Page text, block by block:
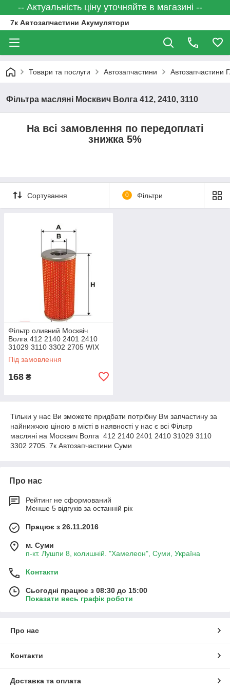
-- Актуальність ціну уточняйте в магазині --
7к Автозапчастини Акумулятори
Товари та послуги Автозапчастини Автозапчастини
Фільтра масляні Москвич Волга 412, 2410, 3110
На всі замовлення по передоплаті
знижка 5%
Сортування 0 Фільтри
Фільтр оливний Москвіч
Волга 412 2140 2401 2410
31029 3110 3302 2705 WIX
(Вікс)
Під замовлення
168 ₴
Тільки у нас Ви зможете придбати потрібну Вм запчастину за
найнижчою ціною в місті в наявності у нас є всі Фільтр
масляні на Москвич Волга 412 2140 2401 2410 31029 3110
3302 2705. 7к Автозапчастини Суми
Про нас
Рейтинг не сформований
Менше 5 відгуків за останній рік
Працює з 26.11.2016
м. Суми
п-кт. Лушпи 8, колишній. "Хамелеон", Суми, Україна
Контакти
Сьогодні працює з 08:30 до 15:00
Показати весь графік роботи
Про нас
Контакти
Доставка та оплата